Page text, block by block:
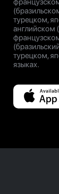
турецком,
английском
турецком,
языках.